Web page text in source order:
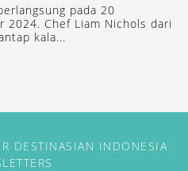
pada 20
2024. Chef Liam Nichols dari
kala...
DESTINASIAN INDONESIA